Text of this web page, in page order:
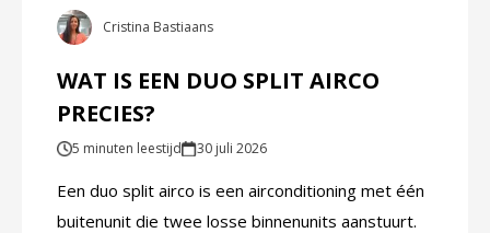
Cristina Bastiaans
WAT IS EEN DUO SPLIT AIRCO
PRECIES?
5 minuten leestijd 30 juli 2026
Een duo split airco is een airconditioning met één
buitenunit die twee losse binnenunits aanstuurt.